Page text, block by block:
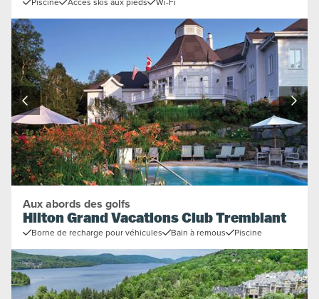
Aux abords des golfs
Hilton Grand Vacations Club Tremblant
Borne de recharge pour véhicules Bain à remous Piscine